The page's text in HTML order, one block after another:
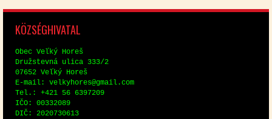
KÖZ­SÉG­HI­VA­TAL
Obec Veľký Horeš
Družstev­ná uli­ca 333/2
07652 Veľký Horeš
E-mail: vel­ky­hores@​gmail.​com
Tel.: +421 56 6397209
IČO: 00332089
DIČ: 2020730613